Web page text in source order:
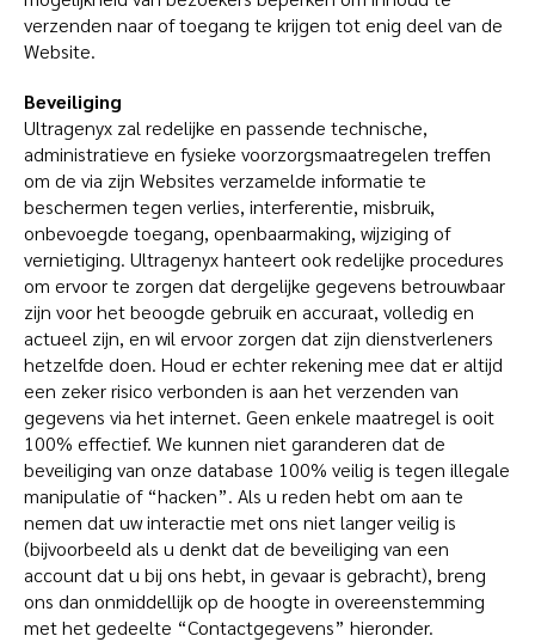
verzenden naar of toegang te krijgen tot enig deel van de
Website.
Beveiliging
Ultragenyx zal redelijke en passende technische,
administratieve en fysieke voorzorgsmaatregelen treffen
om de via zijn Websites verzamelde informatie te
beschermen tegen verlies, interferentie, misbruik,
onbevoegde toegang, openbaarmaking, wijziging of
vernietiging. Ultragenyx hanteert ook redelijke procedures
om ervoor te zorgen dat dergelijke gegevens betrouwbaar
zijn voor het beoogde gebruik en accuraat, volledig en
actueel zijn, en wil ervoor zorgen dat zijn dienstverleners
hetzelfde doen. Houd er echter rekening mee dat er altijd
een zeker risico verbonden is aan het verzenden van
gegevens via het internet. Geen enkele maatregel is ooit
100% effectief. We kunnen niet garanderen dat de
beveiliging van onze database 100% veilig is tegen illegale
manipulatie of “hacken”. Als u reden hebt om aan te
nemen dat uw interactie met ons niet langer veilig is
(bijvoorbeeld als u denkt dat de beveiliging van een
account dat u bij ons hebt, in gevaar is gebracht), breng
ons dan onmiddellijk op de hoogte in overeenstemming
met het gedeelte “Contactgegevens” hieronder.